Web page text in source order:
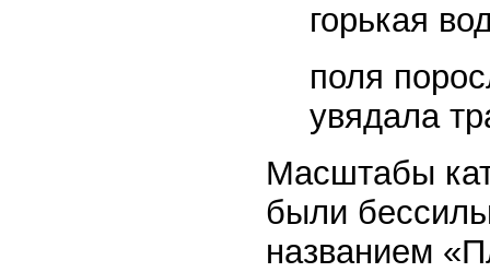
горькая
поля
увядала
Масштабы
были
названием